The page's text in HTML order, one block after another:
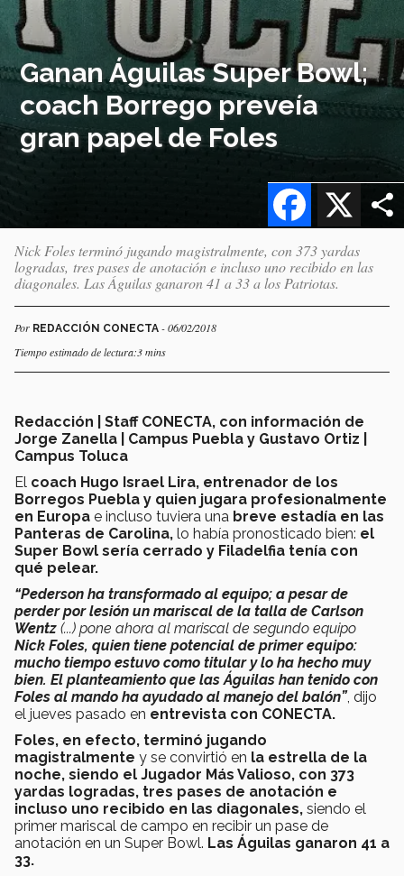
Ganan Águilas Super Bowl;
coach Borrego preveía
gran papel de Foles
X
Facebook
Nick Foles terminó jugando magistralmente, con 373 yardas
logradas, tres pases de anotación e incluso uno recibido en las
diagonales. Las Águilas ganaron 41 a 33 a los Patriotas.
Por REDACCIÓN CONECTA - 06/02/2018
Tiempo estimado de lectura:3 mins
Redacción | Staff CONECTA, con información de
Jorge Zanella | Campus Puebla y Gustavo Ortiz |
Campus Toluca
El coach Hugo Israel Lira, entrenador de los
Borregos Puebla y quien jugara profesionalmente
en Europa e incluso tuviera una breve estadía en las
Panteras de Carolina, lo había pronosticado bien: el
Super Bowl sería cerrado y Filadelfia tenía con
qué pelear.
“Pederson ha transformado al equipo; a pesar de
perder por lesión un mariscal de la talla de Carlson
Wentz (...) pone ahora al mariscal de segundo equipo
Nick Foles, quien tiene potencial de primer equipo:
mucho tiempo estuvo como titular y lo ha hecho muy
bien. El planteamiento que las Águilas han tenido con
Foles al mando ha ayudado al manejo del balón”, dijo
el jueves pasado en entrevista con CONECTA.
Foles, en efecto, terminó jugando
magistralmente y se convirtió en la estrella de la
noche, siendo el Jugador Más Valioso, con 373
yardas logradas, tres pases de anotación e
incluso uno recibido en las diagonales, siendo el
primer mariscal de campo en recibir un pase de
anotación en un Super Bowl. Las Águilas ganaron 41 a
33.